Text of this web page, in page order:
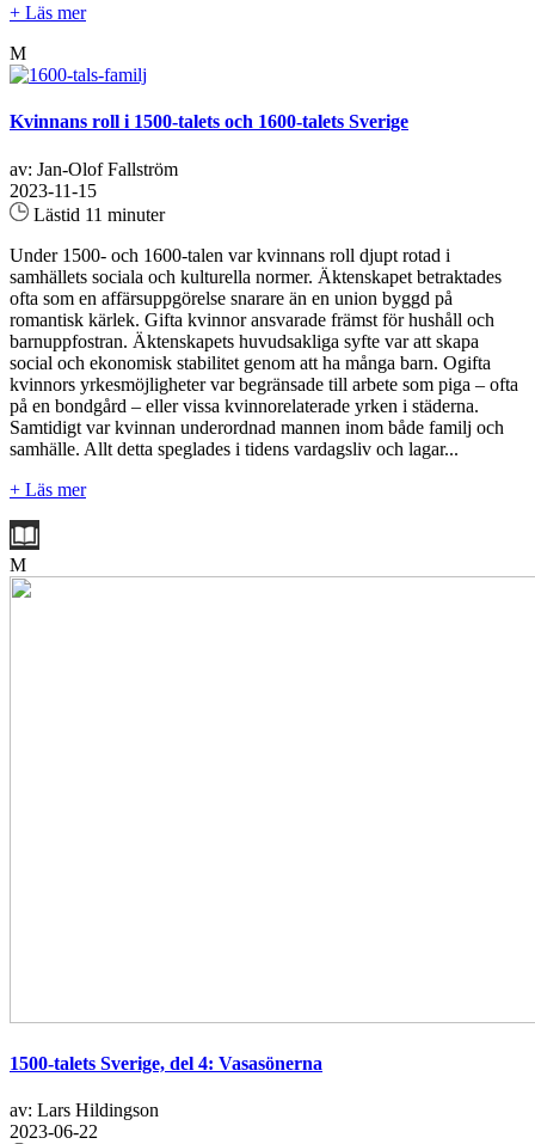
+ Läs mer
M
Kvinnans roll i 1500-talets och 1600-talets Sverige
av: Jan-Olof Fallström
2023-11-15
Lästid 11 minuter
Under 1500- och 1600-talen var kvinnans roll djupt rotad i
samhällets sociala och kulturella normer. Äktenskapet betraktades
ofta som en affärsuppgörelse snarare än en union byggd på
romantisk kärlek. Gifta kvinnor ansvarade främst för hushåll och
barnuppfostran. Äktenskapets huvudsakliga syfte var att skapa
social och ekonomisk stabilitet genom att ha många barn. Ogifta
kvinnors yrkesmöjligheter var begränsade till arbete som piga – ofta
på en bondgård – eller vissa kvinnorelaterade yrken i städerna.
Samtidigt var kvinnan underordnad mannen inom både familj och
samhälle. Allt detta speglades i tidens vardagsliv och lagar...
+ Läs mer
M
1500-talets Sverige, del 4: Vasasönerna
av: Lars Hildingson
2023-06-22